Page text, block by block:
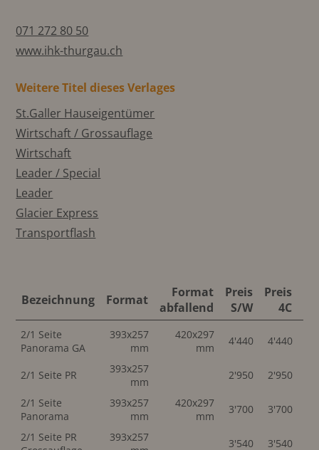
071 272 80 50
www.ihk-thurgau.ch
Weitere Titel dieses Verlages
St.Galler Hauseigentümer
Wirtschaft / Grossauflage
Wirtschaft
Leader / Special
Leader
Glacier Express
Transportflash
Bezeichnung Format
Format
abfallend
Preis
S/W
Preis
4C
2/1 Seite
Panorama GA
393x257
mm
420x297
mm
4'440 4'440
2/1 Seite PR
393x257
mm
2'950 2'950
2/1 Seite
Panorama
393x257
mm
420x297
mm
3'700 3'700
2/1 Seite PR
393x257
3'540 3'540